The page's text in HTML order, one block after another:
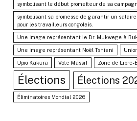
symbolisant le début prometteur de sa
symbolisant sa promesse de garantir un salaire
pour les travailleurs congolais.
Une image représentant le Dr. Mukwege à
Une image représentant Noël Tshiani
Upio Kakura Vote Massif Zone de Libre-
Élections Élections
Éliminatoires Mondial 2026